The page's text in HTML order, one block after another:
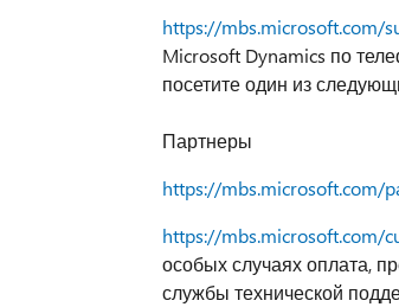
https://mbs.microsoft.com/
Microsoft Dynamics по
посетите один из
Партнеры
https://mbs.microsoft.com/
https://mbs.microsoft.com/
особых случаях оплата,
службы технической